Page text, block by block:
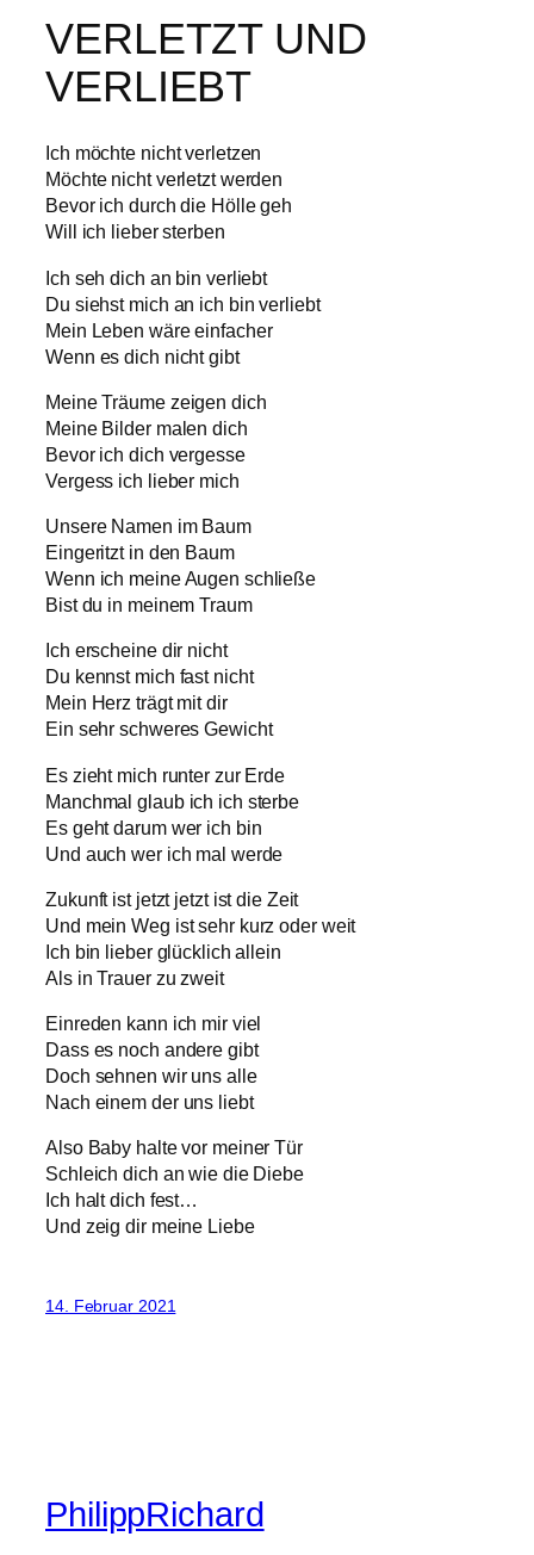
VERLETZT UND
VERLIEBT
Ich möchte nicht verletzen
Möchte nicht verletzt werden
Bevor ich durch die Hölle geh
Will ich lieber sterben
Ich seh dich an bin verliebt
Du siehst mich an ich bin verliebt
Mein Leben wäre einfacher
Wenn es dich nicht gibt
Meine Träume zeigen dich
Meine Bilder malen dich
Bevor ich dich vergesse
Vergess ich lieber mich
Unsere Namen im Baum
Eingeritzt in den Baum
Wenn ich meine Augen schließe
Bist du in meinem Traum
Ich erscheine dir nicht
Du kennst mich fast nicht
Mein Herz trägt mit dir
Ein sehr schweres Gewicht
Es zieht mich runter zur Erde
Manchmal glaub ich ich sterbe
Es geht darum wer ich bin
Und auch wer ich mal werde
Zukunft ist jetzt jetzt ist die Zeit
Und mein Weg ist sehr kurz oder weit
Ich bin lieber glücklich allein
Als in Trauer zu zweit
Einreden kann ich mir viel
Dass es noch andere gibt
Doch sehnen wir uns alle
Nach einem der uns liebt
Also Baby halte vor meiner Tür
Schleich dich an wie die Diebe
Ich halt dich fest…
Und zeig dir meine Liebe
14. Februar 2021
PhilippRichard